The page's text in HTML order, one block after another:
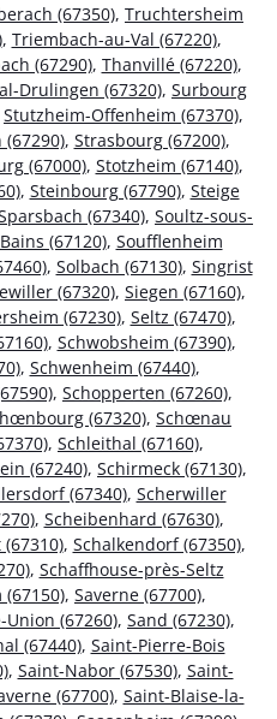
(67350), Truchtersheim
, Triembach-au-Val (67220),
(67290), Thanvillé (67220),
Drulingen (67320), Surbourg
Stutzheim-Offenheim (67370),
, Strasbourg (67200),
(67000), Stotzheim (67140),
, Steinbourg (67790), Steige
(67340), Soultz-sous-
(67120), Soufflenheim
, Solbach (67130), Singrist
(67320), Siegen (67160),
(67230), Seltz (67470),
, Schwobsheim (67390),
, Schwenheim (67440),
, Schopperten (67260),
(67320), Schœnau
, Schleithal (67160),
(67240), Schirmeck (67130),
(67340), Scherwiller
, Scheibenhard (67630),
, Schalkendorf (67350),
, Schaffhouse-près-Seltz
, Saverne (67700),
Union (67260), Sand (67230),
(67440), Saint-Pierre-Bois
, Saint-Nabor (67530), Saint-
(67700), Saint-Blaise-la-